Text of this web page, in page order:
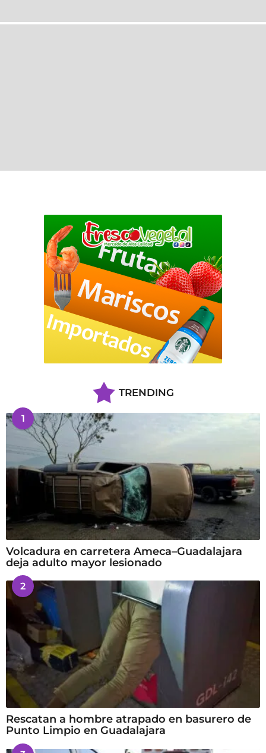
TRENDING
1
Volcadura en carretera Ameca–Guadalajara
deja adulto mayor lesionado
2
Rescatan a hombre atrapado en basurero de
Punto Limpio en Guadalajara